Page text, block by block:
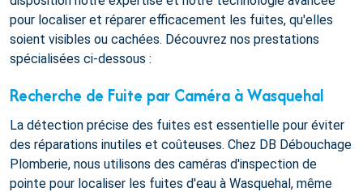
pour localiser et réparer efficacement les fuites, qu'elles
soient visibles ou cachées. Découvrez nos prestations
spécialisées ci-dessous :
Recherche de Fuite par Caméra à Wasquehal
La détection précise des fuites est essentielle pour éviter
des réparations inutiles et coûteuses. Chez DB Débouchage
Plomberie, nous utilisons des caméras d'inspection de
pointe pour localiser les fuites d'eau à Wasquehal, même